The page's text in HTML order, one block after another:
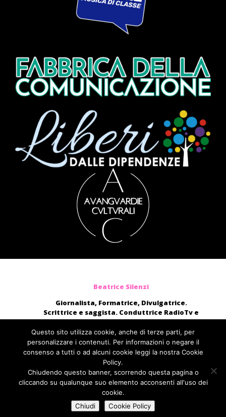
Beatrice Silenzi
Giornalista, Formatrice, Divulgatrice.
Scrittrice e saggista. Conduttrice RadioTv e
blogger.
Moderatrice, presentatrice di eventi, voce di
audiolibri e campagne pubblicitarie nazionali.
direttamente@beatricesilenzi.it
ufficiostampa@fcom.it
Fabbrica della Comunicazione
Questo sito utilizza cookie, anche di terze parti, per
personalizzare i contenuti. Per informazioni o negare il
consenso a tutti o ad alcuni cookie leggi la nostra Cookie
Policy.
Chiudendo questo banner, scorrendo questa pagina o
cliccando su qualunque suo elemento acconsenti all'uso dei
cookie.
Chiudi
Cookie Policy